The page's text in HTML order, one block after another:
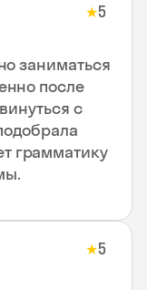
★5
заниматься
после
с
грамматику
★5